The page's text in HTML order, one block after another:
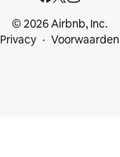
© 2026 Airbnb, Inc.
Privacy
Voorwaarden